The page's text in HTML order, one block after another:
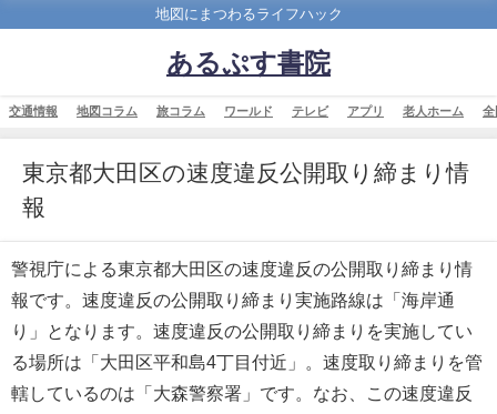
地図にまつわるライフハック
あるぷす書院
交通情報 地図コラム 旅コラム ワールド テレビ アプリ 老人ホーム 全
東京都大田区の速度違反公開取り締まり情
報
警視庁による東京都大田区の速度違反の公開取り締まり情
報です。速度違反の公開取り締まり実施路線は「海岸通
り」となります。速度違反の公開取り締まりを実施してい
る場所は「大田区平和島4丁目付近」。速度取り締まりを管
轄しているのは「大森警察署」です。なお、この速度違反